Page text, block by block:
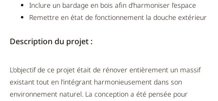
Inclure un bardage en bois afin d’harmoniser l’espace
Remettre en état de fonctionnement la douche extérieur
Description du projet :
L’objectif de ce projet était de rénover entièrement un massif
existant tout en l’intégrant harmonieusement dans son
environnement naturel. La conception a été pensée pour